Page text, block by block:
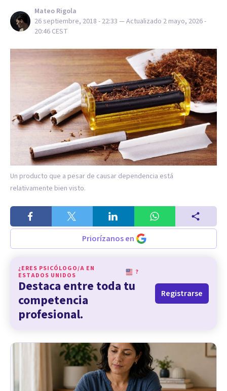
Mateo Rigola
26 septiembre, 2018 - 22:33 — Actualizado 2 mayo, 2026 -
20:46 CEST
Un producto que a pesar de causar dependencia está
relativamente bien visto.
Priorízanos en
¿ERES PSICÓLOGO/A EN
ESTADOS UNIDOS
?
Destaca entre toda tu
competencia
profesional.
Registrarse